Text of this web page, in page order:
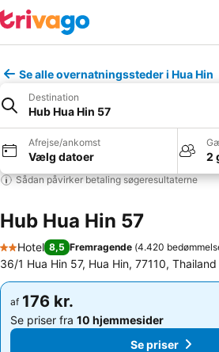
Se alle overnatningssteder i Hua Hin
Destination
Hub Hua Hin 57
Afrejse/ankomst
Vælg datoer 2
Sådan påvirker betaling søgeresultaterne
Hub Hua Hin 57
2 Stjerner
Hotel 8,5 Fremragende (4.420
36/1 Hua Hin 57, Hua Hin, 77110, Thailand
af 176 kr.
Se priser fra 10 hjemmesider
Se priser
af 176 kr.
Se priser fra 10 hjemmesider
Se priser